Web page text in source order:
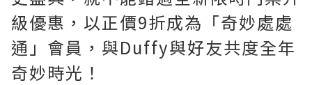
級優惠，以正價9折成為「奇妙處處
通」會員，與Duffy與好友共度全年
奇妙時光！